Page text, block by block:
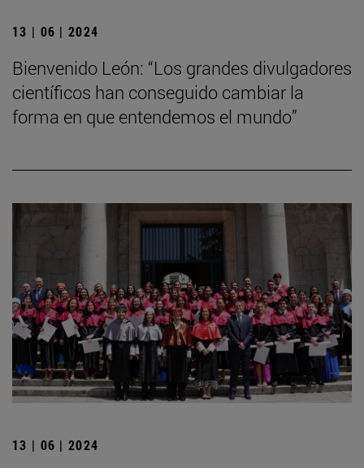
13 | 06 | 2024
Bienvenido León: “Los grandes divulgadores
científicos han conseguido cambiar la
forma en que entendemos el mundo”
13 | 06 | 2024